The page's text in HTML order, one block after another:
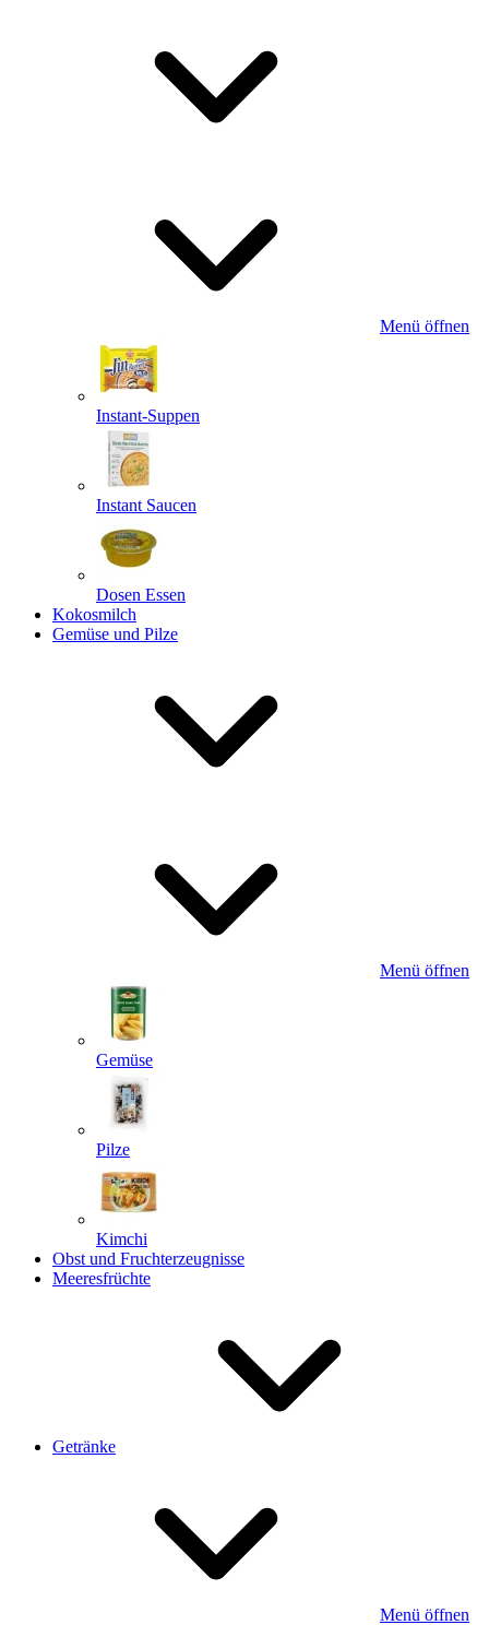
Menü öffnen
Instant-Suppen
Instant Saucen
Dosen Essen
Kokosmilch
Gemüse und Pilze
Menü öffnen
Gemüse
Pilze
Kimchi
Obst und Fruchterzeugnisse
Meeresfrüchte
Getränke
Menü öffnen